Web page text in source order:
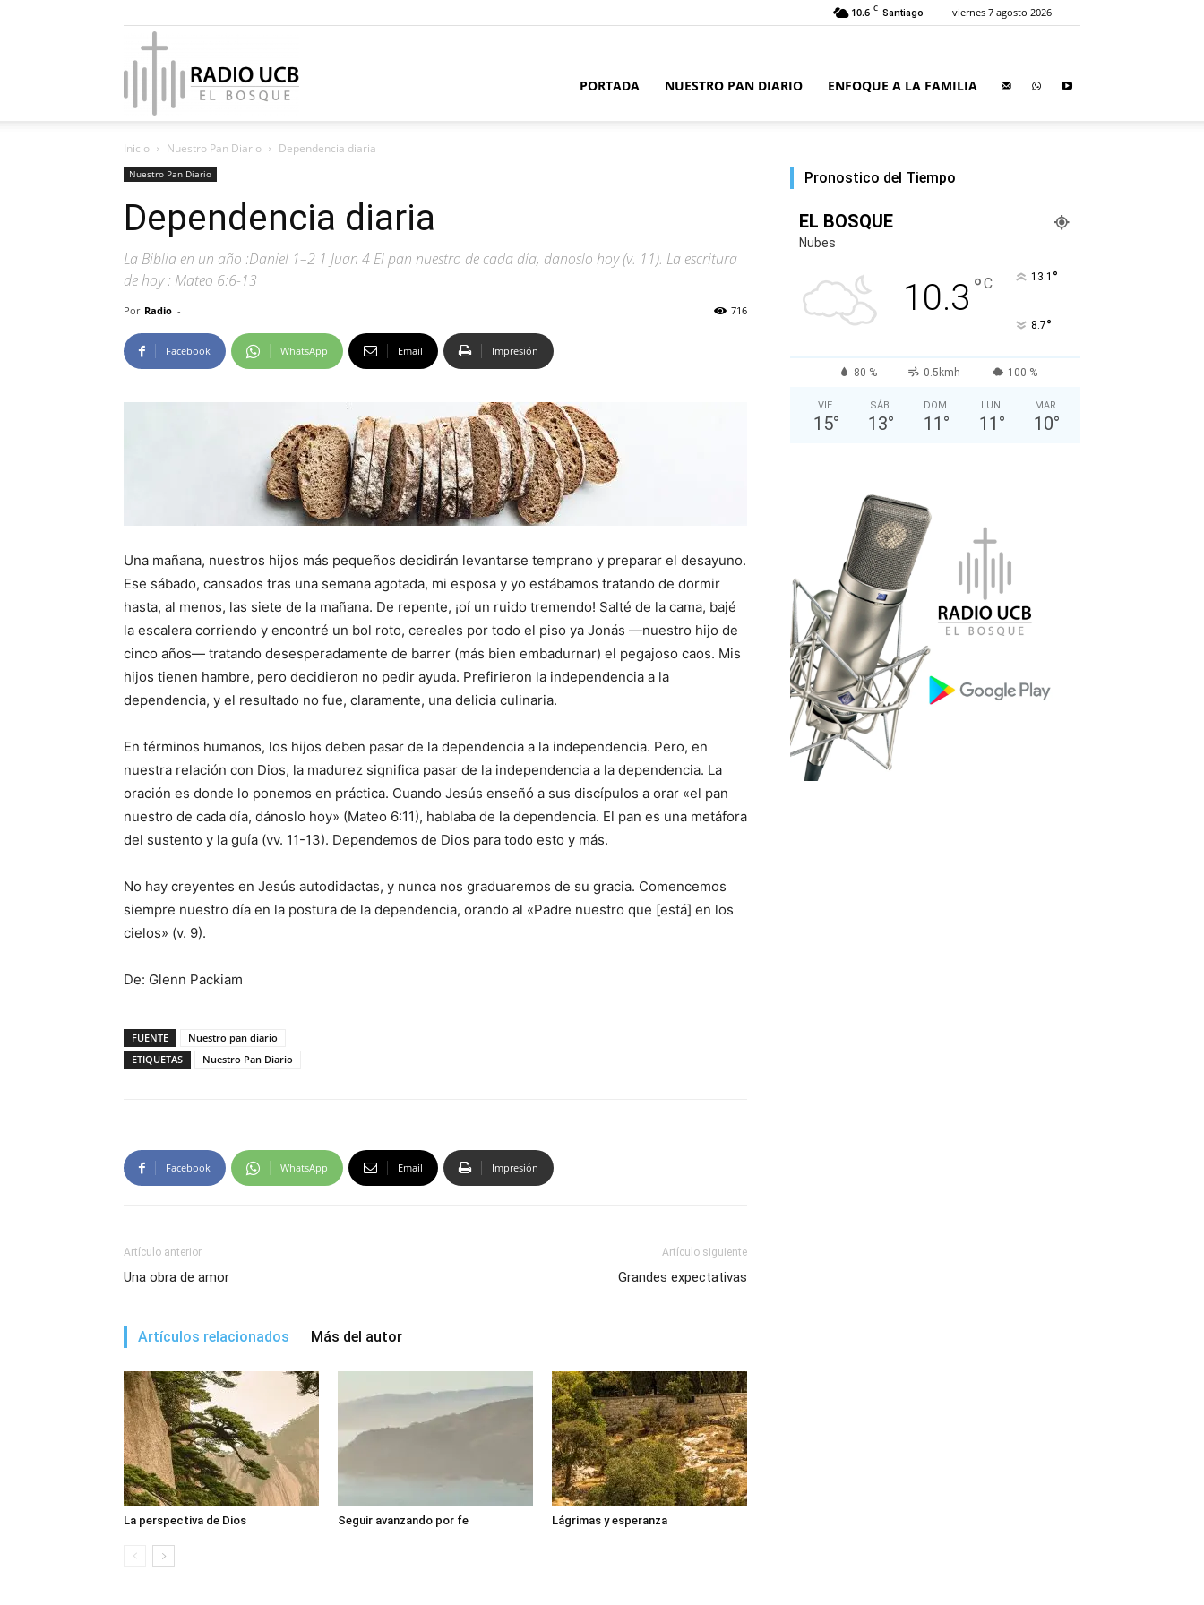
10.6 C Santiago viernes 7 agosto 2026
Radio
El
Bosque
PORTADA NUESTRO PAN DIARIO ENFOQUE A LA FAMILIA
Inicio Nuestro Pan Diario Dependencia diaria
Nuestro Pan Diario
Dependencia diaria
La Biblia en un año :Daniel 1–2 1 Juan 4 El pan nuestro de cada día, danoslo hoy (v. 11). La escritura
de hoy : Mateo 6:6-13
Por Radio - 716
Facebook WhatsApp Email Impresión
Una mañana, nuestros hijos más pequeños decidirán levantarse temprano y preparar el desayuno.
Ese sábado, cansados ​​tras una semana agotada, mi esposa y yo estábamos tratando de dormir
hasta, al menos, las siete de la mañana. De repente, ¡oí un ruido tremendo! Salté de la cama, bajé
la escalera corriendo y encontré un bol roto, cereales por todo el piso ya Jonás —nuestro hijo de
cinco años— tratando desesperadamente de barrer (más bien embadurnar) el pegajoso caos. Mis
hijos tienen hambre, pero decidieron no pedir ayuda. Prefirieron la independencia a la
dependencia, y el resultado no fue, claramente, una delicia culinaria.
En términos humanos, los hijos deben pasar de la dependencia a la independencia. Pero, en
nuestra relación con Dios, la madurez significa pasar de la independencia a la dependencia. La
oración es donde lo ponemos en práctica. Cuando Jesús enseñó a sus discípulos a orar «el pan
nuestro de cada día, dánoslo hoy» (Mateo 6:11), hablaba de la dependencia. El pan es una metáfora
del sustento y la guía (vv. 11-13). Dependemos de Dios para todo esto y más.
No hay creyentes en Jesús autodidactas, y nunca nos graduaremos de su gracia. Comencemos
siempre nuestro día en la postura de la dependencia, orando al «Padre nuestro que [está] en los
cielos» (v. 9).
De: Glenn Packiam
FUENTE
Nuestro pan diario
ETIQUETAS
Nuestro Pan Diario
Facebook WhatsApp Email Impresión
Artículo anterior
Una obra de amor
Artículo siguiente
Grandes expectativas
Artículos relacionados Más del autor
La perspectiva de Dios Seguir avanzando por fe Lágrimas y esperanza
Pronostico del Tiempo
EL BOSQUE
Nubes
10.3 °C 13.1 °
8.7°
80 % 0.5kmh 100 %
VIE
15°
SÁB
13°
DOM
11 °
LUN
11 °
MAR
10°